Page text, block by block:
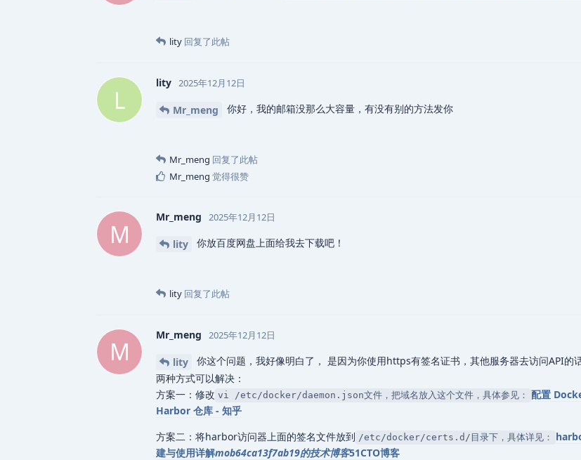
lity 回复了此帖
L
lity 2025年12月12日
Mr_meng 你好，我的邮箱没那么大容量，有没有别的方法发你
Mr_meng 回复了此帖
Mr_meng 觉得很赞
M
Mr_meng 2025年12月12日
lity 你放百度网盘上面给我去下载吧！
lity 回复了此帖
M
Mr_meng 2025年12月12日
lity
你这个问题，我好像明白了， 是因为你使用https有签名证书，其他服务器去访问API的
两种方式可以解决：
方案一：修改 vi /etc/docker/daemon.json文件，把域名放入这个文件，具体参见： 配置
Harbor 仓库 - 知乎
方案二：将harbor访问器上面的签名文件放到 /etc/docker/certs.d/目录下，具体详见：
建与使用详解mob64ca13f7ab19的技术博客51CTO博客